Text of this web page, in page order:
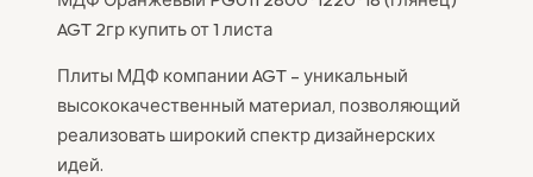
AGT 2гр купить от 1 листа
Плиты МДФ компании AGT – уникальный
высококачественный материал, позволяющий
реализовать широкий спектр дизайнерских
идей.